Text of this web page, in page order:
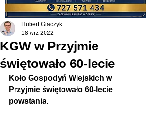
KGW w Przyjmie
świętowało 60-lecie
Hubert Graczyk
18 wrz 2022
Koło Gospodyń Wiejskich w
Przyjmie świętowało 60-lecie
powstania.